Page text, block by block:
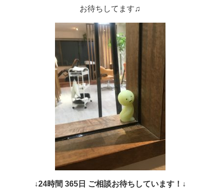
お待ちしてます♫
↓24時間 365日 ご相談お待ちしています！↓